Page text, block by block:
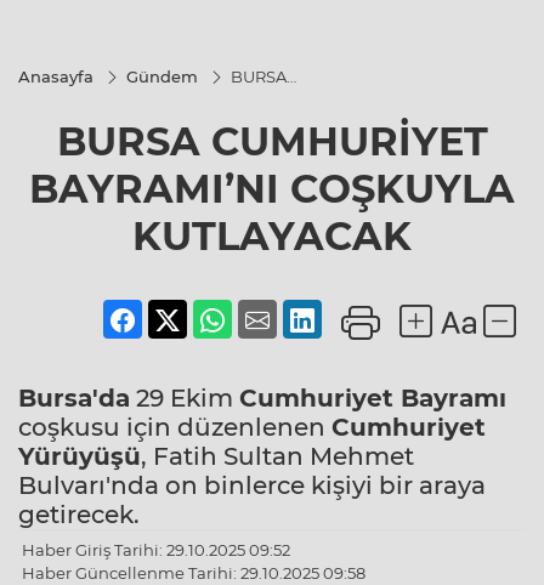
Anasayfa Gündem
BURSA
COŞKUYLA
KUTLAYACAK
BURSA CUMHURİYET
BAYRAMI’NI COŞKUYLA
KUTLAYACAK
Bursa'da 29 Ekim Cumhuriyet Bayramı
coşkusu için düzenlenen Cumhuriyet
Yürüyüşü, Fatih Sultan Mehmet
Bulvarı'nda on binlerce kişiyi bir araya
getirecek.
Haber Giriş Tarihi: 29.10.2025 09:52
Haber Güncellenme Tarihi: 29.10.2025 09:58